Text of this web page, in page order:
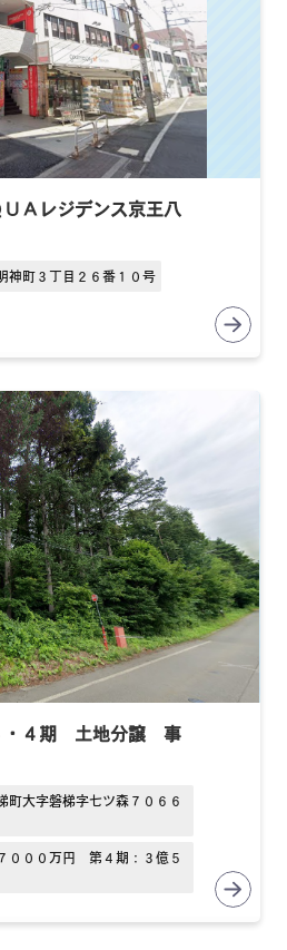
Ａレジデンス京王八
神町３丁目２６番１０号
・４期 土地分譲 事
町大字磐梯字七ツ森７０６６
０００万円 第４期：３億５